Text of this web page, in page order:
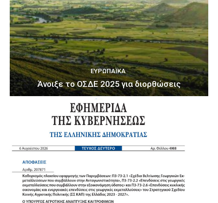
ΕΥΡΩΠΑΪΚΆ
Άνοιξε το ΟΣΔΕ 2025 για διορθώσεις